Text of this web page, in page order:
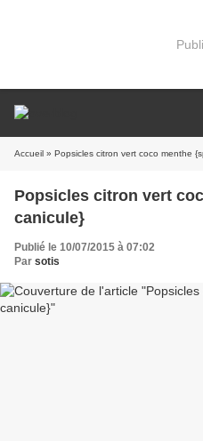
Accueil » Popsicles citron vert coco menthe
Popsicles citron vert
canicule}
Publié le 10/07/2015 à 07:02
Par sotis